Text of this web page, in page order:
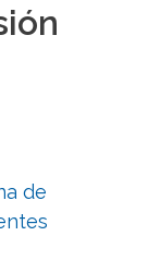
de